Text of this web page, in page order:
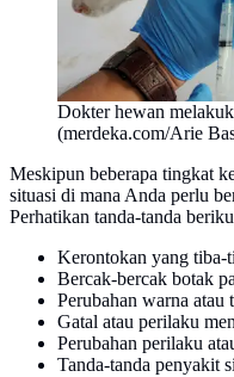
Dokter hewan
(merdeka.com/Arie
Meskipun beberapa tingkat
situasi di mana Anda perlu
Perhatikan tanda-tanda
Kerontokan yang tiba-
Bercak-bercak botak
Perubahan warna atau
Gatal atau perilaku
Perubahan perilaku
Tanda-tanda penyakit